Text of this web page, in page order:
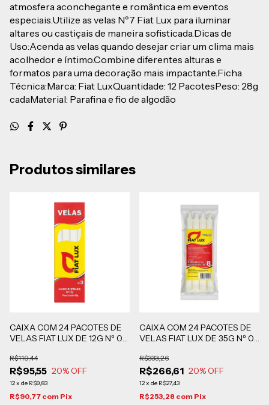
atmosfera aconchegante e romântica em eventos
especiais.Utilize as velas Nº7 Fiat Lux para iluminar
altares ou castiçais de maneira sofisticada.Dicas de
Uso:Acenda as velas quando desejar criar um clima mais
acolhedor e íntimo.Combine diferentes alturas e
formatos para uma decoração mais impactante.Ficha
Técnica:Marca: Fiat LuxQuantidade: 12 PacotesPeso: 28g
cadaMaterial: Parafina e fio de algodão
Produtos similares
CAIXA COM 24 PACOTES DE
VELAS FIAT LUX DE 12G Nº 03
EMBALAGEM PLÁSTICA
R$95,55
R$119,44
20% OFF
12x de R$9,83
R$90,77 com Pix
CAIXA COM 24 PACOTES DE
VELAS FIAT LUX DE 35G Nº 08
EMBALAGEM PLÁSTICA
R$266,61
R$333,26
20% OFF
12x de R$27,43
R$253,28 com Pix